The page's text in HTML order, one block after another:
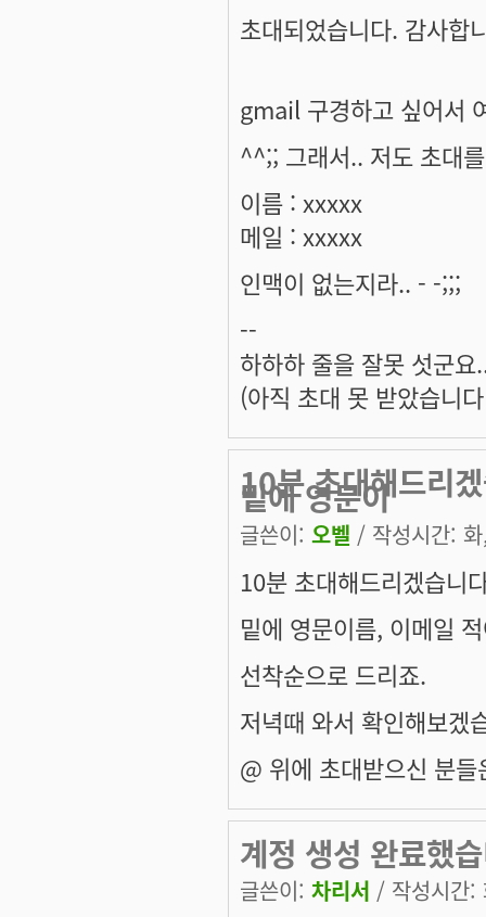
초대되었습니다. 감사합
gmail 구경하고 싶어서
^^;; 그래서.. 저도 초대
이름 : xxxxx
메일 : xxxxx
인맥이 없는지라.. - -;;;
--
하하하 줄을 잘못 섯군요
(아직 초대 못 받았습니
10분 초대해드리
밑에 영문이
글쓴이: 오벨 / 작성시간:
10분 초대해드리겠습니
밑에 영문이름, 이메일
선착순으로 드리죠.
저녁때 와서 확인해보겠
@ 위에 초대받으신 분
계정 생성 완료했
글쓴이: 차리서 / 작성시간